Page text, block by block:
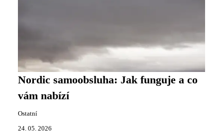
Nordic samoobsluha: Jak funguje a co
vám nabízí
Ostatní
24. 05. 2026